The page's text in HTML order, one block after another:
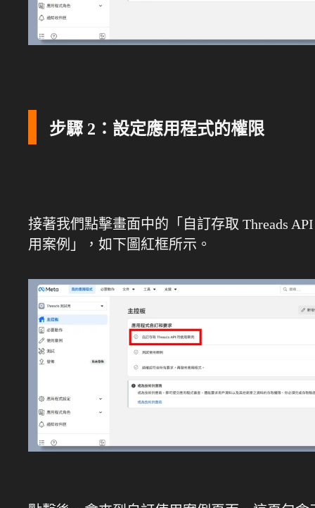
步驟 2：設定應用程式的權限
接著我們點擊畫面中的「自訂存取 Threads
用案例」，如下圖紅框所示。